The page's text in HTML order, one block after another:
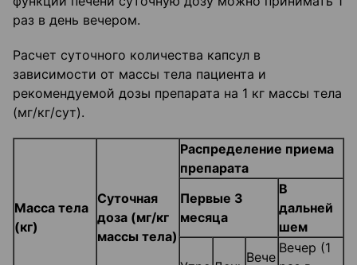
раз в день вечером.
Расчет суточного количества капсул в
зависимости от массы тела пациента и
рекомендуемой дозы препарата на 1 кг массы тела
(мг/кг/сут).
Масса тела
(кг)
Суточная
доза (мг/кг
массы тела)
Распределение приема
препарата
Первые 3
месяца
В
дальней
шем
Вече
Вечер (1